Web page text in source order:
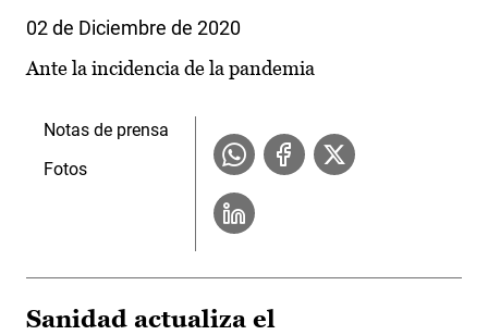
02 de Diciembre de 2020
Ante la incidencia de la pandemia
Notas de prensa
Fotos
Sanidad actualiza el